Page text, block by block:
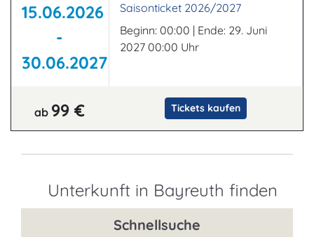
15.06.2026
-
30.06.2027
Saisonticket 2026/2027
Beginn: 00:00 | Ende: 29. Juni
2027 00:00 Uhr
ab 99 € Tickets kaufen
Unterkunft in Bayreuth finden
Schnellsuche